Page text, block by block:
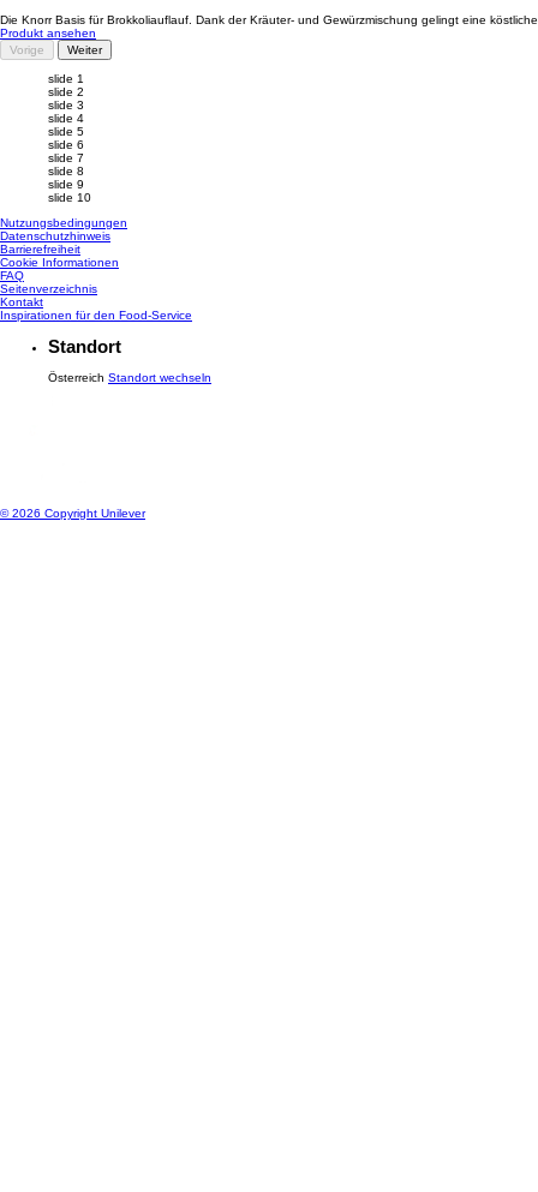
Die Knorr Basis für Brokkoliauflauf. Dank der Kräuter- und Gewürzmischung gelingt eine
Produkt ansehen
Vorige
Weiter
slide 1
slide 2
slide 3
slide 4
slide 5
slide 6
slide 7
slide 8
slide 9
slide 10
Nutzungsbedingungen
Datenschutzhinweis
Cookie-Einstellungen
Barrierefreiheit
Cookie Informationen
FAQ
Kontakt